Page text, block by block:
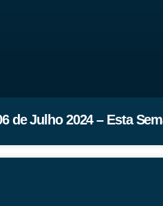
de Julho 2024 – Esta